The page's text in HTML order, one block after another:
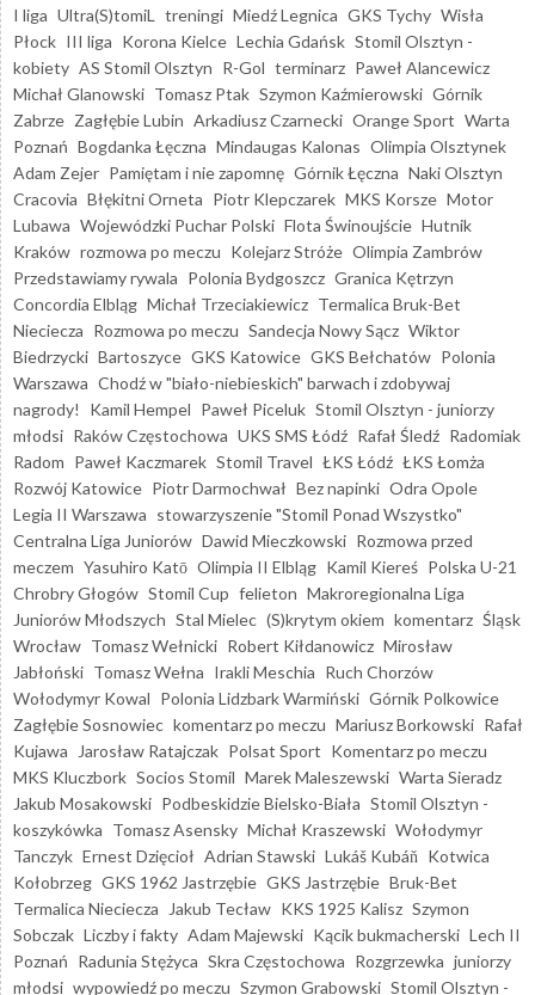
I liga Ultra(S)tomiL treningi Miedź Legnica GKS Tychy Wisła
Płock III liga Korona Kielce Lechia Gdańsk Stomil Olsztyn -
kobiety AS Stomil Olsztyn R-Gol terminarz Paweł Alancewicz
Michał Glanowski Tomasz Ptak Szymon Kaźmierowski Górnik
Zabrze Zagłębie Lubin Arkadiusz Czarnecki Orange Sport Warta
Poznań Bogdanka Łęczna Mindaugas Kalonas Olimpia Olsztynek
Adam Zejer Pamiętam i nie zapomnę Górnik Łęczna Naki Olsztyn
Cracovia Błękitni Orneta Piotr Klepczarek MKS Korsze Motor
Lubawa Wojewódzki Puchar Polski Flota Świnoujście Hutnik
Kraków rozmowa po meczu Kolejarz Stróże Olimpia Zambrów
Przedstawiamy rywala Polonia Bydgoszcz Granica Kętrzyn
Concordia Elbląg Michał Trzeciakiewicz Termalica Bruk-Bet
Nieciecza Rozmowa po meczu Sandecja Nowy Sącz Wiktor
Biedrzycki Bartoszyce GKS Katowice GKS Bełchatów Polonia
Warszawa Chodź w "biało-niebieskich" barwach i zdobywaj
nagrody!
Kamil Hempel Paweł Piceluk Stomil Olsztyn - juniorzy
młodsi Raków Częstochowa UKS SMS Łódź Rafał Śledź Radomiak
Radom Paweł Kaczmarek Stomil Travel ŁKS Łódź ŁKS Łomża
Rozwój Katowice Piotr Darmochwał Bez napinki Odra Opole
Legia II Warszawa stowarzyszenie "Stomil Ponad Wszystko"
Centralna Liga Juniorów Dawid Mieczkowski Rozmowa przed
meczem Yasuhiro Katō Olimpia II Elbląg Kamil Kiereś Polska U-21
Chrobry Głogów Stomil Cup felieton Makroregionalna Liga
Juniorów Młodszych Stal Mielec (S)krytym okiem komentarz Śląsk
Wrocław Tomasz Wełnicki Robert Kiłdanowicz Mirosław
Jabłoński Tomasz Wełna Irakli Meschia Ruch Chorzów
Wołodymyr Kowal Polonia Lidzbark Warmiński Górnik Polkowice
Zagłębie Sosnowiec komentarz po meczu Mariusz Borkowski Rafał
Kujawa
Jarosław Ratajczak Polsat Sport Komentarz po meczu
MKS Kluczbork Socios Stomil Marek Maleszewski Warta Sieradz
Jakub Mosakowski Podbeskidzie Bielsko-Biała Stomil Olsztyn -
koszykówka Tomasz Asensky Michał Kraszewski Wołodymyr
Tanczyk Ernest Dzięcioł Adrian Stawski Lukáš Kubáň Kotwica
Kołobrzeg GKS 1962 Jastrzębie GKS Jastrzębie Bruk-Bet
Termalica Nieciecza
Jakub Tecław KKS 1925 Kalisz Szymon
Sobczak Liczby i fakty Adam Majewski Kącik bukmacherski Lech II
Poznań Radunia Stężyca Skra Częstochowa Rozgrzewka juniorzy
młodsi wypowiedź po meczu Szymon Grabowski Stomil Olsztyn -